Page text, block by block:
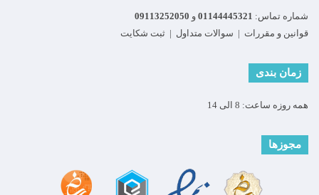
شماره تماس: 01144445321 و 09113252050
قوانین و مقررات | سوالات متداول | ثبت شکایت
زمان بندی
همه روزه ساعت: 8 الی 14
مجوزها